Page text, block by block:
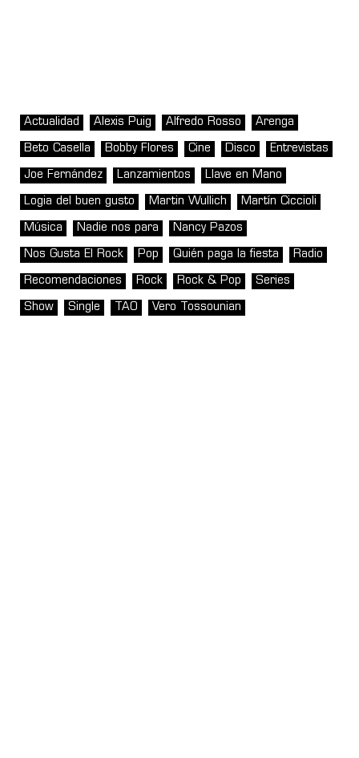
Actualidad Alexis Puig Alfredo Rosso Arenga
Beto Casella Bobby Flores Cine Disco Entrevistas
Joe Fernández Lanzamientos Llave en Mano
Logia del buen gusto Martin Wullich Martín Ciccioli
Música Nadie nos para Nancy Pazos
Nos Gusta El Rock Pop Quién paga la fiesta Radio
Recomendaciones Rock Rock & Pop Series
Show Single TAO Vero Tossounian